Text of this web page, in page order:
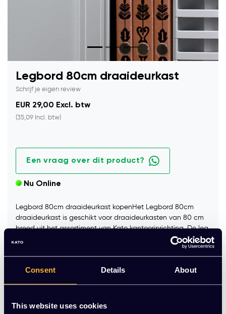
Consent Details About
This website uses cookies
Legbord 80cm draaideurkast
Schrijf je eigen review
EUR 29,00 Excl. btw
(35,09 Incl. btw)
Een vraag over dit product?
Nu Online
Legbord 80cm draaideurkast kopenHet Legbord 80cm
draaideurkast is geschikt voor draaideurkasten van 80 cm
breed uit het assortiment van Kato kantoorinrichting. De leg
borden zijn in 4 verschillende kleuren leverbaar. Met deze
Op voorraad